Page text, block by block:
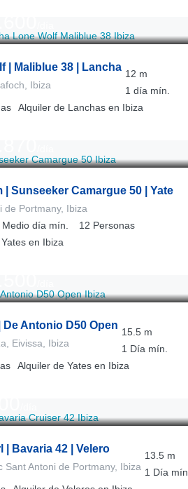
| Maliblue 38 | Lancha
Ibiza
12 m
1 día mín.
Alquiler de Lanchas en Ibiza
| Sunseeker Camargue 50 | Yate
de Portmany, Ibiza
Medio día mín. 12 Personas
en Ibiza
De Antonio D50 Open
Eivissa, Ibiza
15.5 m
1 Día mín.
Alquiler de Yates en Ibiza
| Bavaria 42 | Velero
Sant Antoni de Portmany, Ibiza
13.5 m
1 Día mín.